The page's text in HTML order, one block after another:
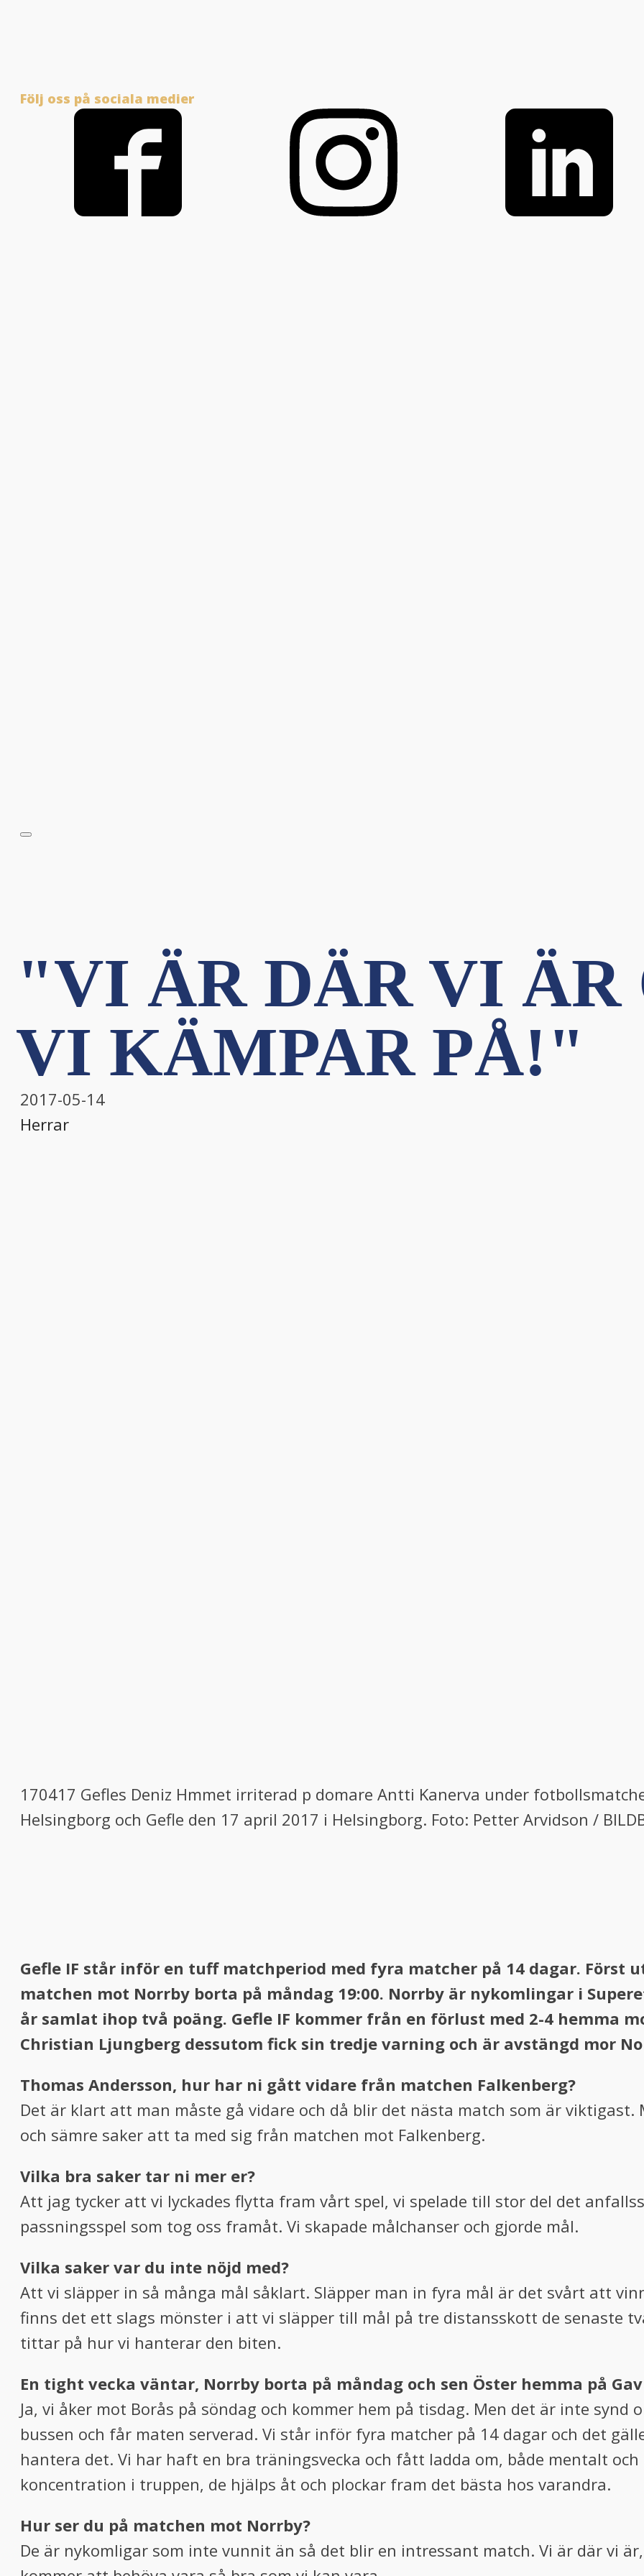
Följ oss på sociala medier
"VI ÄR DÄR VI ÄR
VI KÄMPAR PÅ!"
2017-05-14
Herrar
170417 Gefles Deniz Hmmet irriterad p domare Antti Kanerva under
Helsingborg och Gefle den 17 april 2017 i Helsingborg. Foto: Petter Arvidson /
Gefle IF står inför en tuff matchperiod med fyra matcher på 14 dagar. Först
matchen mot Norrby borta på måndag 19:00. Norrby är nykomlingar i
år samlat ihop två poäng. Gefle IF kommer från en förlust med 2-4 hemma
Christian Ljungberg dessutom fick sin tredje varning och är avstängd mor
Thomas Andersson, hur har ni gått vidare från matchen Falkenberg?
Det är klart att man måste gå vidare och då blir det nästa match som är viktigast.
och sämre saker att ta med sig från matchen mot Falkenberg.
Vilka bra saker tar ni mer er?
Att jag tycker att vi lyckades flytta fram vårt spel, vi spelade till stor del det
passningsspel som tog oss framåt. Vi skapade målchanser och gjorde mål.
Vilka saker var du inte nöjd med?
Att vi släpper in så många mål såklart. Släpper man in fyra mål är det svårt att
finns det ett slags mönster i att vi släpper till mål på tre distansskott de senaste
tittar på hur vi hanterar den biten.
En tight vecka väntar, Norrby borta på måndag och sen Öster hemma på
Ja, vi åker mot Borås på söndag och kommer hem på tisdag. Men det är inte synd
bussen och får maten serverad. Vi står inför fyra matcher på 14 dagar och det
hantera det. Vi har haft en bra träningsvecka och fått ladda om, både mentalt
koncentration i truppen, de hjälps åt och plockar fram det bästa hos varandra.
Hur ser du på matchen mot Norrby?
De är nykomligar som inte vunnit än så det blir en intressant match. Vi är där vi